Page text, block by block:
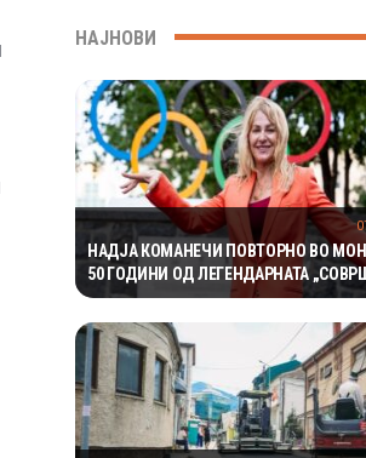
НАЈНОВИ
НАДЈА КОМАНЕЧИ ПОВТОРНО ВО
50 ГОДИНИ ОД ЛЕГЕНДАРНАТА
ДЕСЕТКА“